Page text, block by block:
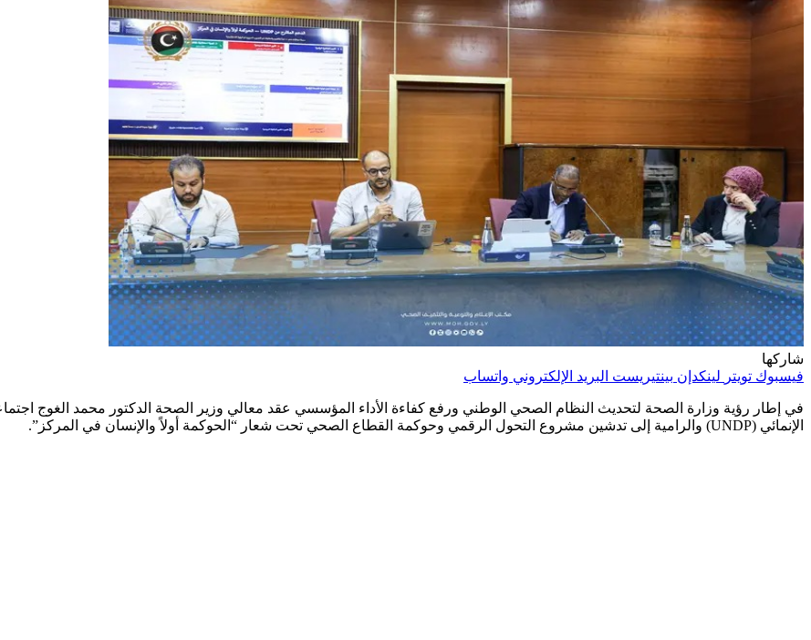
شاركها
فيسبوك تويتر لينكدإن بينتيريست البريد الإلكتروني واتساب
في إطار رؤية وزارة الصحة لتحديث النظام الصحي الوطني ورفع كفاءة الأداء المؤسسي عقد معالي وزير الصحة الدكتور محمد الغوج
الإنمائي (UNDP) والرامية إلى تدشين مشروع التحول الرقمي وحوكمة القطاع الصحي تحت شعار “الحوكمة أولاً والإنسان في المركز”.